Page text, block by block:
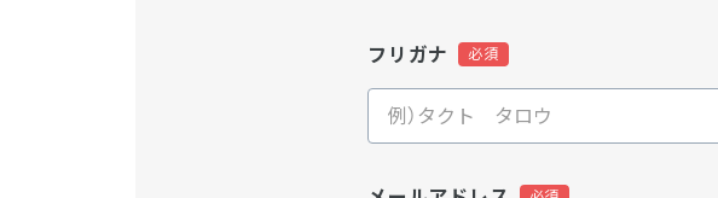
フリガナ